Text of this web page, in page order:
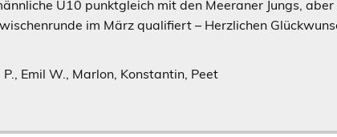
U10 punktgleich mit den Meeraner Jungs,
im März qualifiert – Herzlichen
Emil W., Marlon, Konstantin, Peet